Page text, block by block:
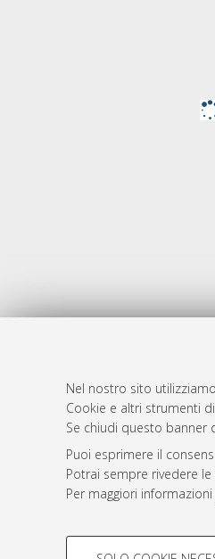
Nel nostro sito
Cookie e altri strumenti
Se chiudi questo banner
Puoi esprimere il
Potrai sempre rivedere
Per maggiori informazioni
COOKIE DI
Atom
Rss 1.0
Rss 2.0